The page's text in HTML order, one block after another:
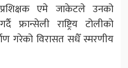
एमे जाकेटले उनको
फ्रान्सेली राष्ट्रिय टोलीको
गरेको विरासत सधैँ स्मरणीय